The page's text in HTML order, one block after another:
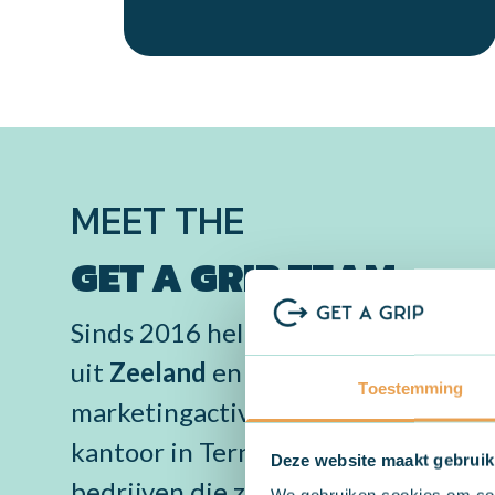
Toestemming
Deze website maakt
MEET THE
GET A GRIP TEAM
Sinds 2016 helpt Get a Grip
uit Zeeland en
marketingactiviteiten en
kantoor in Terneuzen staat ons